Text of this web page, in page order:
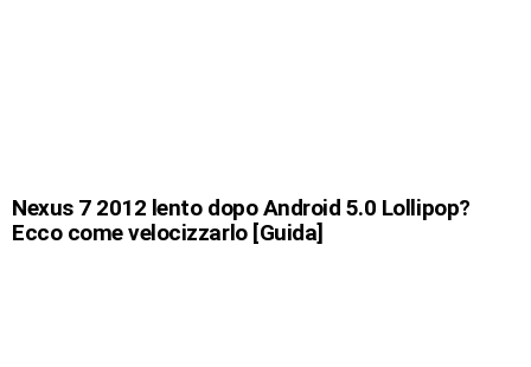
Nexus 7 2012 lento dopo Android 5.0 Lollipop?
Ecco come velocizzarlo [Guida]